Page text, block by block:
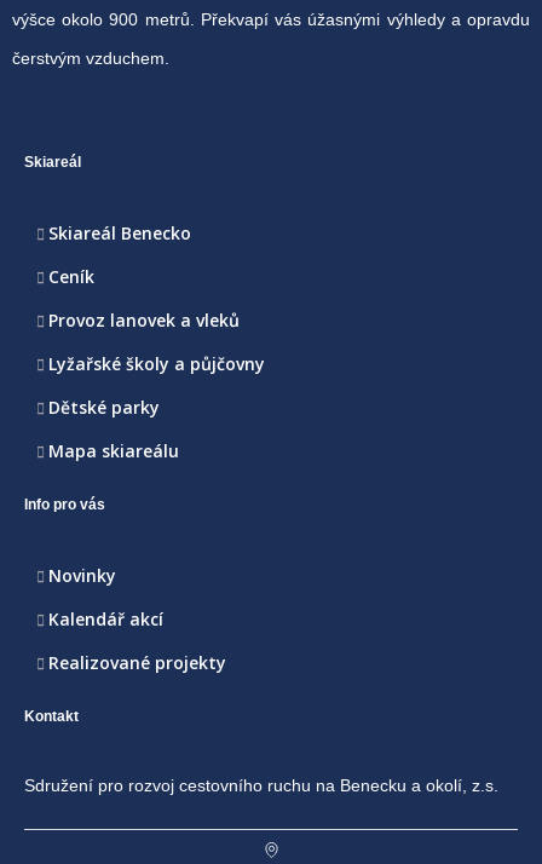
výšce okolo 900 metrů. Překvapí vás úžasnými výhledy a opravdu
čerstvým vzduchem.
Skiareál
Skiareál Benecko
Ceník
Provoz lanovek a vleků
Lyžařské školy a půjčovny
Dětské parky
Mapa skiareálu
Info pro vás
Novinky
Kalendář akcí
Realizované projekty
Kontakt
Sdružení pro rozvoj cestovního ruchu na Benecku a okolí, z.s.